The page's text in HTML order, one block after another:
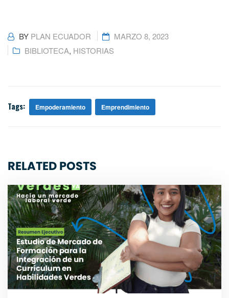
BY PLAN ECUADOR
MARZO 8, 2023
BIBLIOTECA, HISTORIAS
Tags: Empoderamiento Emprendimiento
RELATED POSTS